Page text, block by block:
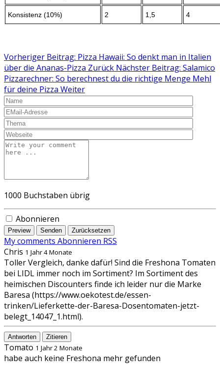
Konsistenz (10%) 2 1,5 4
Vorheriger Beitrag: Pizza Hawaii: So denkt man in Italien
über die Ananas-Pizza Zurück Nächster Beitrag: Salamico
Pizzarechner: So berechnest du die richtige Menge Mehl
für deine Pizza Weiter
1000 Buchstaben übrig
Abonnieren
Preview Senden Zurücksetzen
My comments Abonnieren RSS
Chris 1 Jahr 4 Monate
Toller Vergleich, danke dafür! Sind die Freshona Tomaten
bei LIDL immer noch im Sortiment? Im Sortiment des
heimischen Discounters finde ich leider nur die Marke
Baresa (https://www.oekotest.de/essen-
trinken/Lieferkette-der-Baresa-Dosentomaten-jetzt-
belegt_14047_1.html).
Antworten Zitieren
Tomato 1 Jahr 2 Monate
habe auch keine Freshona mehr gefunden